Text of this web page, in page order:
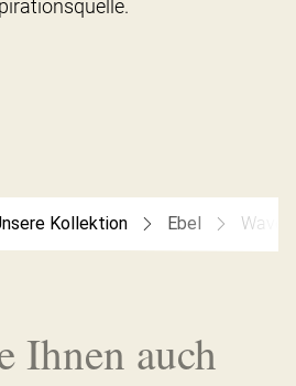
Kollektion Ebel Wave
Ihnen auch